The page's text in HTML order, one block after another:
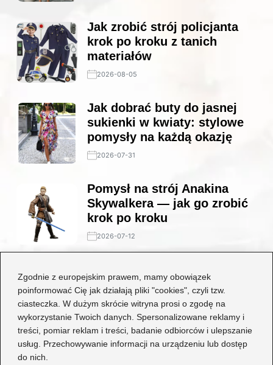
Zgodnie z europejskim prawem, mamy obowiązek
poinformować Cię jak działają pliki "cookies", czyli tzw.
ciasteczka. W dużym skrócie witryna prosi o zgodę na
wykorzystanie Twoich danych. Spersonalizowane reklamy i
treści, pomiar reklam i treści, badanie odbiorców i ulepszanie
usług. Przechowywanie informacji na urządzeniu lub dostęp
do nich.
Jak zrobić strój policjanta
krok po kroku z tanich
materiałów
2026-08-05
Jak dobrać buty do jasnej
sukienki w kwiaty: stylowe
pomysły na każdą okazję
2026-07-31
Pomysł na strój Anakina
Skywalkera — jak go zrobić
krok po kroku
2026-07-12
buty będą idealne do czarnej
koronkowej sukienki?
2026-06-29
Kategorie